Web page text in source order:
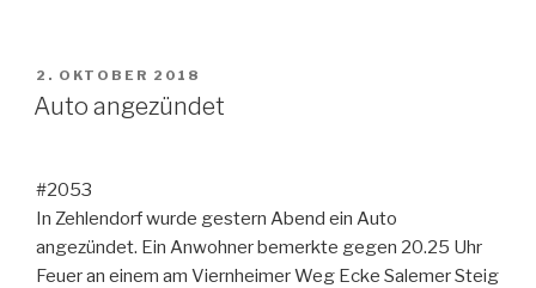
VERÖFFENTLICHT
AM
2. OKTOBER 2018
Auto angezündet
#2053
In Zehlendorf wurde gestern Abend ein Auto
angezündet. Ein Anwohner bemerkte gegen 20.25 Uhr
Feuer an einem am Viernheimer Weg Ecke Salemer Steig